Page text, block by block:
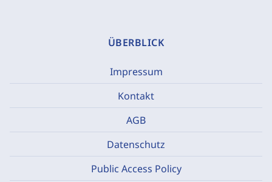
ÜBERBLICK
Impressum
Kontakt
AGB
Datenschutz
Public Access Policy